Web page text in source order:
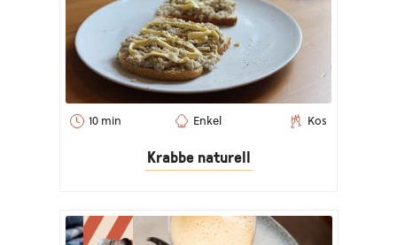
10 min Enkel Kos
Krabbe naturell